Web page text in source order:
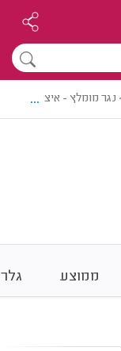
נגר מומלץ - איציק...
ממוצע